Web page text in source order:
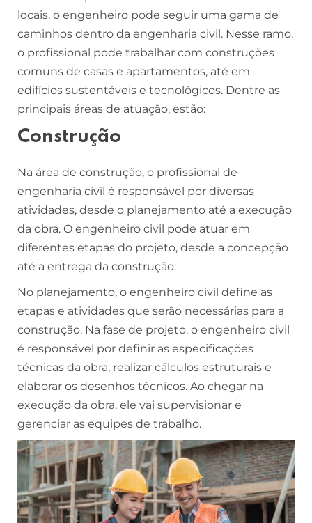
locais, o engenheiro pode seguir uma gama de
caminhos dentro da engenharia civil. Nesse ramo,
o profissional pode trabalhar com construções
comuns de casas e apartamentos, até em
edifícios sustentáveis e tecnológicos. Dentre as
principais áreas de atuação, estão:
Construção
Na área de construção, o profissional de
engenharia civil é responsável por diversas
atividades, desde o planejamento até a execução
da obra. O engenheiro civil pode atuar em
diferentes etapas do projeto, desde a concepção
até a entrega da construção.
No planejamento, o engenheiro civil define as
etapas e atividades que serão necessárias para a
construção. Na fase de projeto, o engenheiro civil
é responsável por definir as especificações
técnicas da obra, realizar cálculos estruturais e
elaborar os desenhos técnicos. Ao chegar na
execução da obra, ele vai supervisionar e
gerenciar as equipes de trabalho.